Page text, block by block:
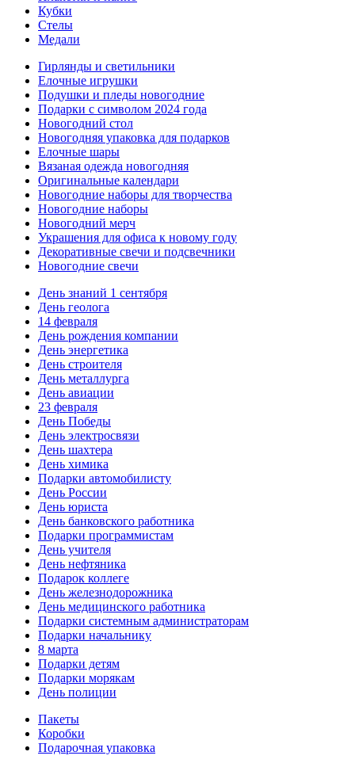
Кубки
Стелы
Медали
Гирлянды и светильники
Елочные игрушки
Подушки и пледы новогодние
Подарки с символом 2024 года
Новогодний стол
Новогодняя упаковка для подарков
Елочные шары
Вязаная одежда новогодняя
Оригинальные календари
Новогодние наборы для творчества
Новогодние наборы
Новогодний мерч
Украшения для офиса к новому году
Декоративные свечи и подсвечники
Новогодние свечи
День знаний 1 сентября
День геолога
14 февраля
День рождения компании
День энергетика
День строителя
День металлурга
День авиации
23 февраля
День Победы
День электросвязи
День шахтера
День химика
Подарки автомобилисту
День России
День юриста
День банковского работника
Подарки программистам
День учителя
День нефтяника
Подарок коллеге
День железнодорожника
День медицинского работника
Подарки системным администраторам
Подарки начальнику
8 марта
Подарки детям
Подарки морякам
День полиции
Пакеты
Коробки
Подарочная упаковка